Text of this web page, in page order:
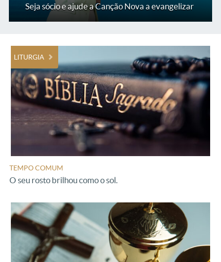
Seja sócio e ajude a Canção Nova a evangelizar
LITURGIA
TEMPO COMUM
O seu rosto brilhou como o sol.